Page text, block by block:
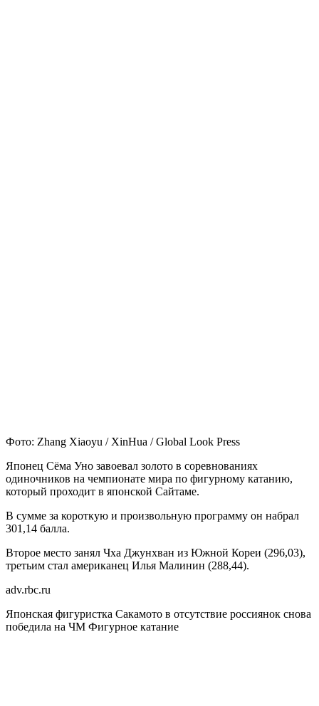
Фото: Zhang Xiaoyu / XinHua / Global Look Press
Японец Сёма Уно завоевал золото в соревнованиях
одиночников на чемпионате мира по фигурному катанию,
который проходит в японской Сайтаме.
В сумме за короткую и произвольную программу он набрал
301,14 балла.
Второе место занял Чха Джунхван из Южной Кореи (296,03),
третьим стал американец Илья Малинин (288,44).
adv.rbc.ru
Японская фигуристка Сакамото в отсутствие россиянок снова
победила на ЧМ Фигурное катание